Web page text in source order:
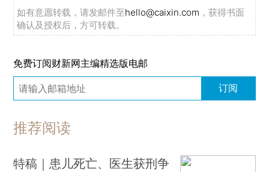
如有意愿转载，请发邮件至hello@caixin.com ，获得书面
确认及授权后，方可转载。
免费订阅财新网主编精选版电邮
订阅
推荐阅读
特稿｜患儿死亡、医生获刑争